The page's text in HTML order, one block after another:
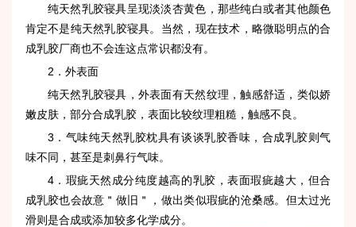
纯天然乳胶寝具呈现淡淡杏黄色，那些纯白或者其他颜色
肯定不是纯天然乳胶寝具。当然，现在技术，略微聪明点的合
成乳胶厂商也不会连这点常识都没有。
2．外表面
纯天然乳胶寝具，外表面有天然纹理，触感舒适，类似娇
嫩皮肤，部分合成乳胶，表面比较纹理粗糙，触感不良。
3．气味纯天然乳胶枕具有谈谈乳胶香味，合成乳胶则气
味不同，甚至是刺鼻行气味。
4．瑕疵天然成分纯度越高的乳胶，表面瑕疵越大，但合
成乳胶也会故意＂做旧＂，做出类似瑕疵的沧桑感。但太过光
滑则是合成或添加较多化学成分。